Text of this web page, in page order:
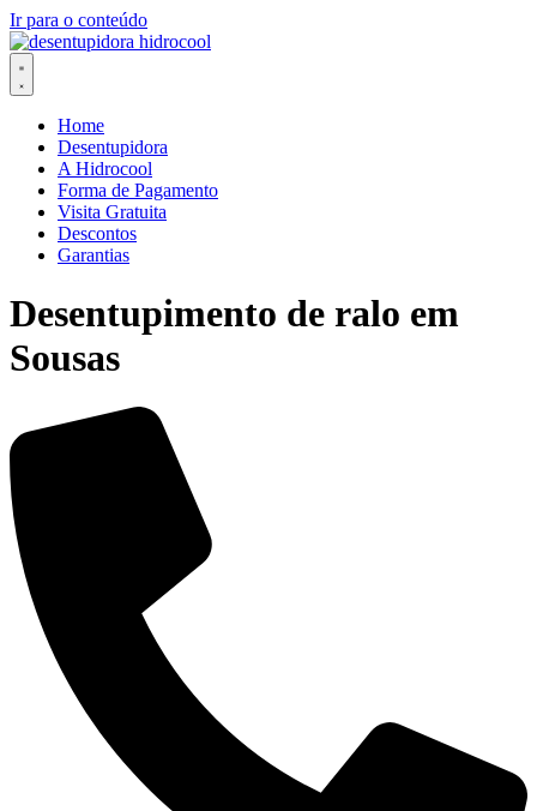
Ir para o conteúdo
Home
Desentupidora
A Hidrocool
Forma de Pagamento
Visita Gratuita
Descontos
Garantias
Desentupimento de ralo em
Sousas